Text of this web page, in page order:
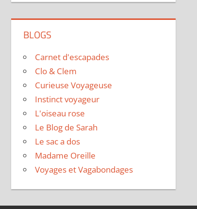
BLOGS
Carnet d'escapades
Clo & Clem
Curieuse Voyageuse
Instinct voyageur
L'oiseau rose
Le Blog de Sarah
Le sac a dos
Madame Oreille
Voyages et Vagabondages